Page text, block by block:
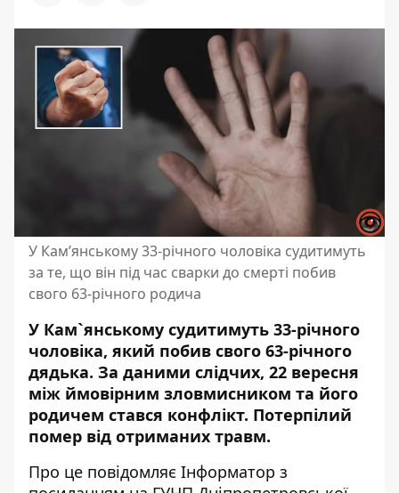
У Кам’янському 33-річного чоловіка судитимуть
за те, що він під час сварки до смерті побив
свого 63-річного родича
У Кам`янському судитимуть 33-річного
чоловіка, який побив свого 63-річного
дядька. За даними слідчих, 22 вересня
між ймовірним зловмисником та його
родичем стався конфлікт. Потерпілий
помер від отриманих травм.
Про це повідомляє Інформатор з